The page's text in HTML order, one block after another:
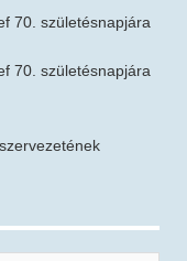
70. születésnapjára
70. születésnapjára